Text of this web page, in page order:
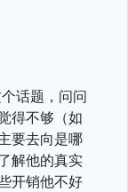
话题，问问
得不够（如
要去向是哪
解他的真实
开销他不好